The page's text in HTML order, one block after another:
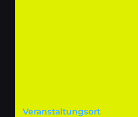
Veranstaltungsort